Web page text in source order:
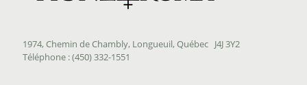
1974, Chemin de Chambly, Longueuil, Québec J4J 3Y2
Téléphone : (450) 332-1551